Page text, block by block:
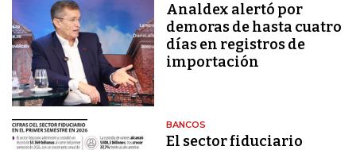
Analdex alertó por
demoras de hasta cuatro
días en registros de
importación
BANCOS
El sector fiduciario